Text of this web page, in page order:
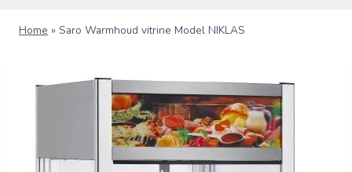
Home » Saro Warmhoud vitrine Model NIKLAS